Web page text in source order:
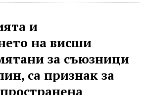
и
на висши
за съюзници
са признак за